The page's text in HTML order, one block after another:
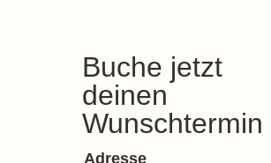
Buche jetzt
deinen
Wunschtermin
Adresse